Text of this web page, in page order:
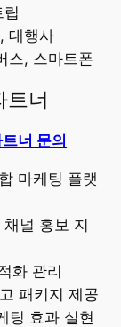
대행사
스, 스마트폰
트너
너 문의
마케팅 플랫
채널 홍보 지
화 관리
패키지 제공
팅 효과 실현